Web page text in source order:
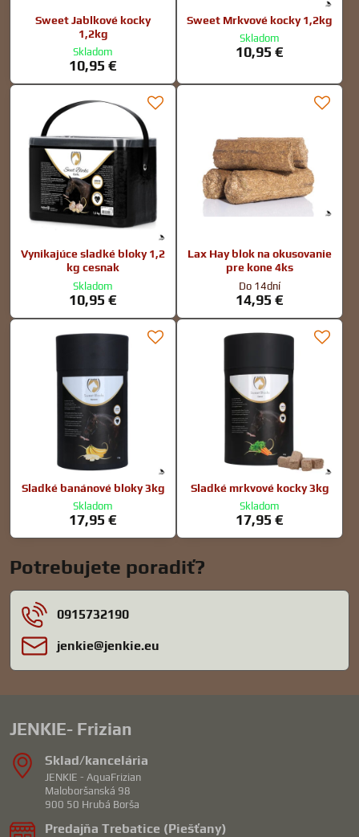
Sweet Jablkové kocky
1,2kg
Skladom
10,95 €
Sweet Mrkvové kocky 1,2kg
Skladom
10,95 €
Vynikajúce sladké bloky 1,2
kg cesnak
Skladom
10,95 €
Lax Hay blok na okusovanie
pre kone 4ks
Do 14dní
14,95 €
Sladké banánové bloky 3kg
Skladom
17,95 €
Sladké mrkvové kocky 3kg
Skladom
17,95 €
Potrebujete poradiť?
0915732190
jenkie​@jenkie​.eu
JENKIE- Frizian
Sklad/kancelária
JENKIE - AquaFrizian
Maloboršanská 98
900 50 Hrubá Borša
Predajňa Trebatice (Piešťany)